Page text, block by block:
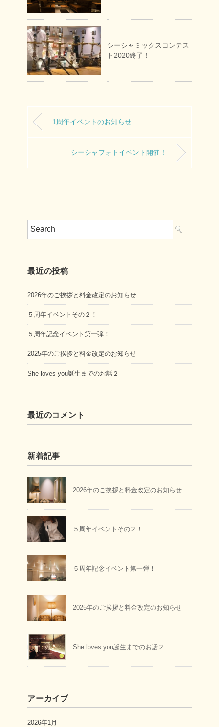
シーシャミックスコンテス
ト2020終了！
1周年イベントのお知らせ
シーシャフォトイベント開催！
最近の投稿
2026年のご挨拶と料金改定のお知らせ
５周年イベントその２！
５周年記念イベント第一弾！
2025年のご挨拶と料金改定のお知らせ
She loves you誕生までのお話２
最近のコメント
新着記事
2026年のご挨拶と料金改定のお知らせ
５周年イベントその２！
５周年記念イベント第一弾！
2025年のご挨拶と料金改定のお知らせ
She loves you誕生までのお話２
アーカイブ
2026年1月